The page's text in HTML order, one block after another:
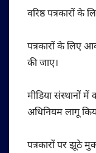
वरिष्ठ पत्रकारों
पत्रकारों के लिए
की जाए।
मीडिया संस्थानों में
अधिनियम लागू
पत्रकारों पर झूठे